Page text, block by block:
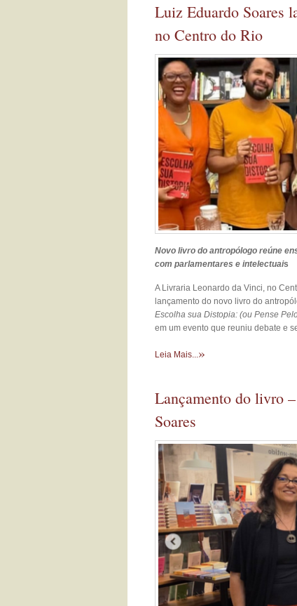
Luiz Eduardo Soares
no Centro do Rio
Novo livro do antropólogo reúne
com parlamentares e intelectuais
A Livraria Leonardo da Vinci, no
lançamento do novo livro do
Escolha sua Distopia: (ou Pense
em um evento que reuniu debate e
Leia Mais... »
Lançamento do livro
Soares